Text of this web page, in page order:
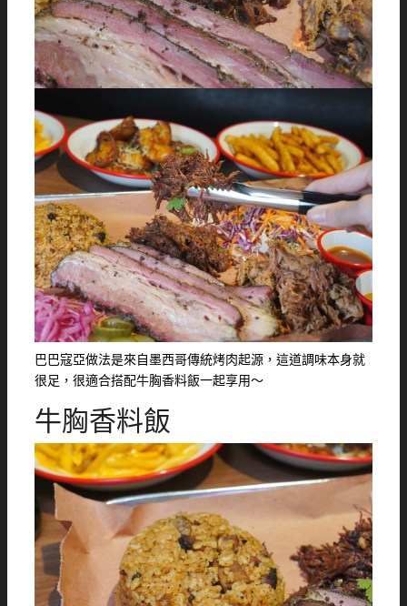
巴巴寇亞做法是來自墨西哥傳統烤肉起源，這道調味本身就
很足，很適合搭配牛胸香料飯一起享用～
牛胸香料飯